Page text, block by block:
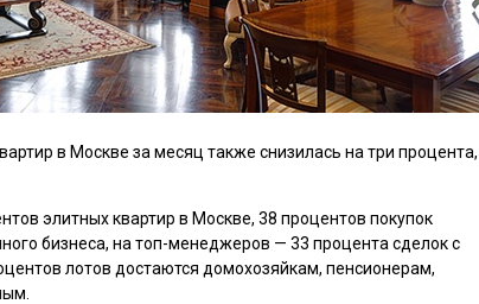
в Москве за месяц также снизилась на три процента,
элитных квартир в Москве, 38 процентов покупок
бизнеса, на топ-менеджеров — 33 процента сделок с
лотов достаются домохозяйкам, пенсионерам,